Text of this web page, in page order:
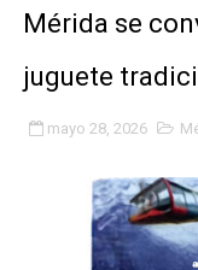
Fundecem
Gobierno
Hospital
Instituto
Mérida se
juguete
mayo 28, 2026